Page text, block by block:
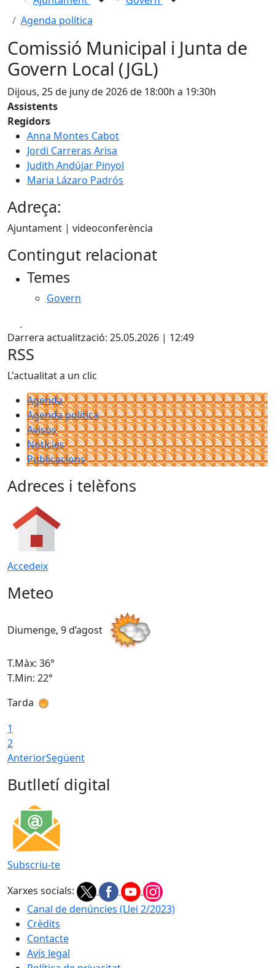
Agenda política
Comissió Municipal i Junta de
Govern Local (JGL)
Dijous, 25 de juny de 2026 de 18:00h a 19:30h
Assistents
Regidors
Anna Montes Cabot
Jordi Carreras Arisa
Judith Andújar Pinyol
Maria Lázaro Padrós
Adreça:
Ajuntament | videoconferència
Contingut relacionat
Temes
Govern
Darrera actualització: 25.05.2026 | 12:49
RSS
L'actualitat a un clic
Agenda
Agenda política
Avisos
Notícies
Publicacions
Adreces i telèfons
Accedeix
Meteo
Diumenge, 9 d’agost
T.Màx: 36°
T.Min: 22°
Tarda
1
2
AnteriorSegüent
Butlletí digital
Subscriu-te
Xarxes socials:
Canal de denúncies (Llei 2/2023)
Crèdits
Contacte
Avís legal